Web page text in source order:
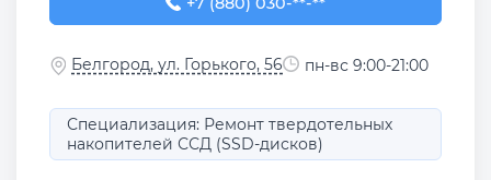
Белгород, ул. Горького, 56 пн-вс 9:00-21:00
Специализация: Ремонт твердотельных
накопителей ССД (SSD-дисков)